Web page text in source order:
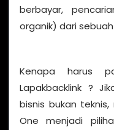
berbayar,
organik) dari
Kenapa harus
Lapakbacklink ?
bisnis bukan teknis,
One menjadi